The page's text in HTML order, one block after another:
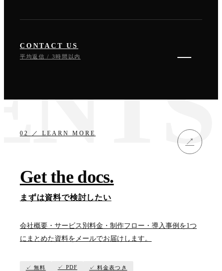
CONTACT US
平均返信 / 3時間以内
02 ／ LEARN MORE
↗
Get the docs.
まずは資料で検討したい
会社概要・サービス別料金・制作フロー・導入事例を1つ
にまとめた資料をメールでお届けします。
✓ 無料 ✓ PDF ✓ 料金表つき